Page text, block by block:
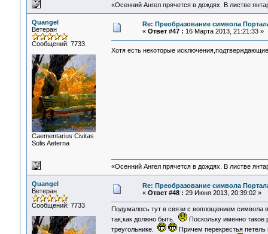
«Осенний Ангел прячется в дождях. В листве
Quangel
Ветеран
Сообщений: 7733
Сaementarius Civitas
Solis Aeterna
Re: Преобразование символа
« Ответ #47 : 16 Марта 2013, 21:21:33 »
Хотя есть некоторые
«Осенний Ангел прячется в дождях. В листве
Quangel
Ветеран
Сообщений: 7733
Re: Преобразование символа
« Ответ #48 : 29 Июня 2013, 20:39:02 »
Подумалось тут в связи с воплощением символа
так,как должно быть.
Поскольку именно такое
треугольнике.
Причем перекрестья петель